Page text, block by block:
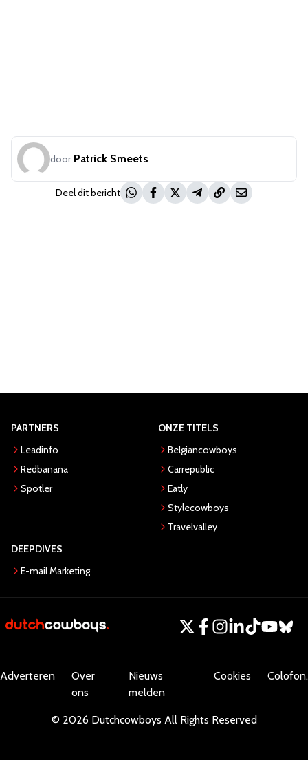
door Patrick Smeets
Deel dit bericht
PARTNERS
Leadinfo
Redbanana
Spotler
ONZE TITELS
Belgiancowboys
Carrepublic
Eatly
Stylecowboys
Travelvalley
DEEPDIVES
E-mail Marketing
Adverteren
Over
ons
Nieuws
melden
Cookies Colofon.
© 2026 Dutchcowboys All Rights Reserved